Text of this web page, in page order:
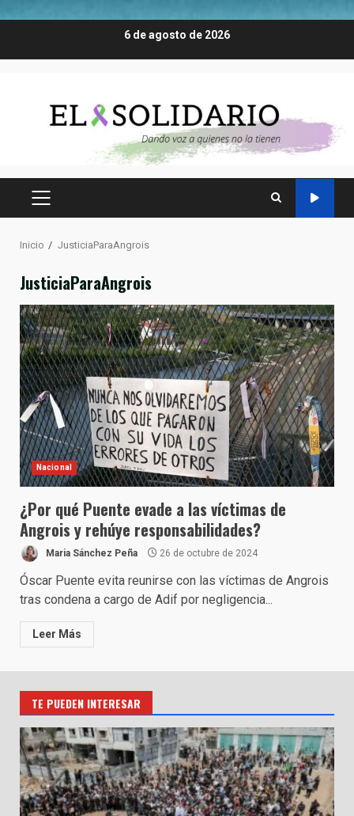
6 de agosto de 2026
MENÚ
Inicio JusticiaParaAngrois
JusticiaParaAngrois
Nacional
¿Por qué Puente evade a las víctimas de
Angrois y rehúye responsabilidades?
Maria Sánchez Peña 26 de octubre de 2024
Óscar Puente evita reunirse con las víctimas de Angrois
tras condena a cargo de Adif por negligencia...
Leer Más
TE PUEDEN INTERESAR